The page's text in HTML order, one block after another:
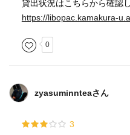
後継の頼嗣が6歳で元服し、
彗星、月食、地震、旱魃、
す。
大きな騒動は起こっていま
宝治合戦での死亡フラグ
ぁ。
貸出状況はこちらから確認
https://libopac.kamakura-
0
zyasuminnteaさん
3